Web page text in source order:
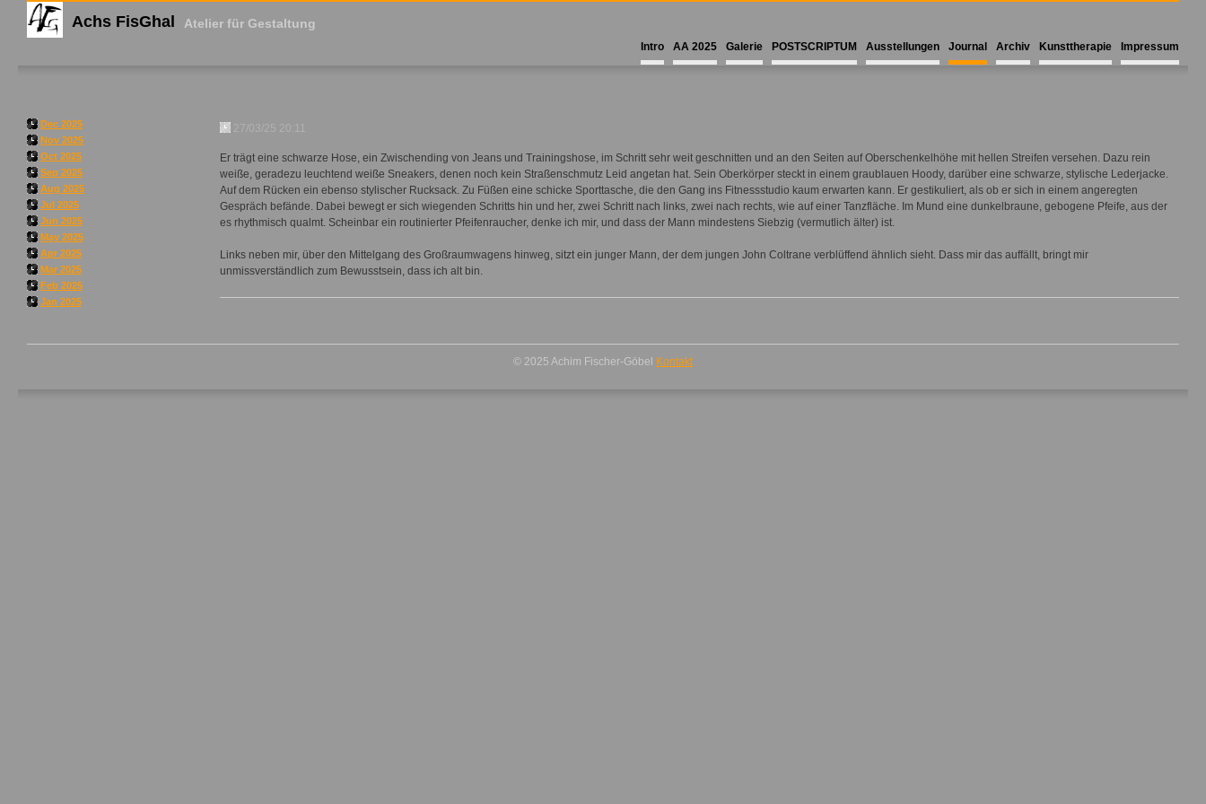
Achs FisGhal Atelier für Gestaltung
Intro AA 2025 Galerie POSTSCRIPTUM Ausstellungen Journal Archiv Kunsttherapie Impressum
Dec 2025
Nov 2025
Oct 2025
Sep 2025
Aug 2025
Jul 2025
Jun 2025
May 2025
Apr 2025
Mar 2025
Feb 2025
Jan 2025
27/03/25 20:11
Er trägt eine schwarze Hose, ein Zwischending von Jeans und Trainingshose, im Schritt sehr weit geschnitten und an den Seiten auf Oberschenkelhöhe mit hellen Streifen versehen. Dazu rein
weiße, geradezu leuchtend weiße Sneakers, denen noch kein Straßenschmutz Leid angetan hat. Sein Oberkörper steckt in einem graublauen Hoody, darüber eine schwarze, stylische Lederjacke.
Auf dem Rücken ein ebenso stylischer Rucksack. Zu Füßen eine schicke Sporttasche, die den Gang ins Fitnessstudio kaum erwarten kann. Er gestikuliert, als ob er sich in einem angeregten
Gespräch befände. Dabei bewegt er sich wiegenden Schritts hin und her, zwei Schritt nach links, zwei nach rechts, wie auf einer Tanzfläche. Im Mund eine dunkelbraune, gebogene Pfeife, aus der
es rhythmisch qualmt. Scheinbar ein routinierter Pfeifenraucher, denke ich mir, und dass der Mann mindestens Siebzig (vermutlich älter) ist.
Links neben mir, über den Mittelgang des Großraumwagens hinweg, sitzt ein junger Mann, der dem jungen John Coltrane verblüffend ähnlich sieht. Dass mir das auffällt, bringt mir
unmissverständlich zum Bewusstsein, dass ich alt bin.
© 2025 Achim Fischer-Göbel Kontakt